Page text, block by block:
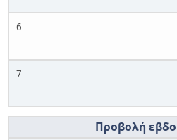
6
7